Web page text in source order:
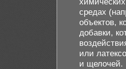
средах
объектов,
добавки,
или
и щелочей.